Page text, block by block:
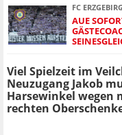
FC
AUE
Viel Spielzeit im
Neuzugang Jakob
Harsewinkel wegen
rechten